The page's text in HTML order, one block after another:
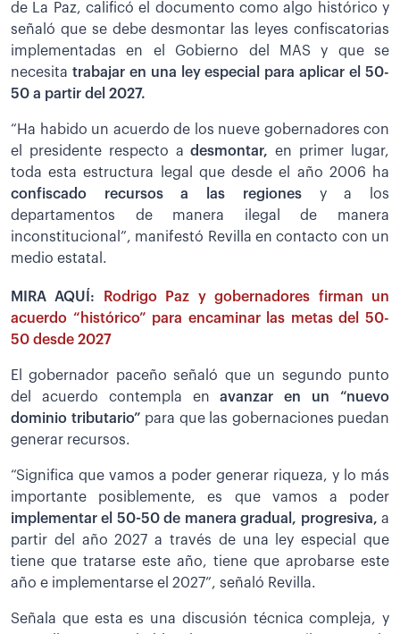
de La Paz, calificó el documento como algo histórico y
señaló que se debe desmontar las leyes confiscatorias
implementadas en el Gobierno del MAS y que se
necesita trabajar en una ley especial para aplicar el 50-
50 a partir del 2027.
“Ha habido un acuerdo de los nueve gobernadores con
el presidente respecto adesmontar, en primer lugar,
toda esta estructura legal que desde el año 2006 ha
confiscado recursos a las regionesy a los
departamentos de manera ilegal de manera
inconstitucional”, manifestó Revilla en contacto con un
medio estatal.
MIRA AQUÍ:
Rodrigo Paz y gobernadores firman un
acuerdo “histórico” para encaminar las metas del 50-
50 desde 2027
El gobernador paceño señaló que un segundo punto
del acuerdo contempla enavanzar en un “nuevo
dominio tributario” para que las gobernaciones puedan
generar recursos.
“Significa que vamos a poder generar riqueza, y lo más
importante posiblemente, es que vamos a poder
implementar el 50-50 de manera gradual, progresiva, a
partir del año 2027 a través de una ley especial que
tiene que tratarse este año, tiene que aprobarse este
año e implementarse el 2027”, señaló Revilla.
Señala que esta es una discusión técnica compleja, y